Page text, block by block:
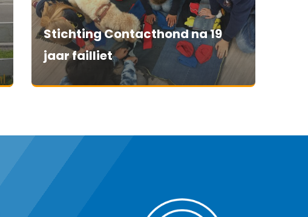
Stichting Contacthond na 19
jaar failliet